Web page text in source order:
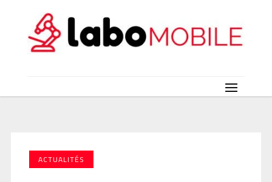
ACTUALITÉS